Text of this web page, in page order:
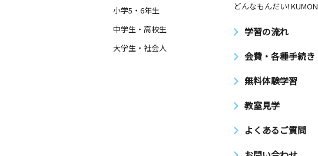
小学5・6年生
中学生・高校生
大学生・社会人
どんなもんだい! KUMON
学習の流れ
会費・各種手続き
無料体験学習
教室見学
よくあるご質問